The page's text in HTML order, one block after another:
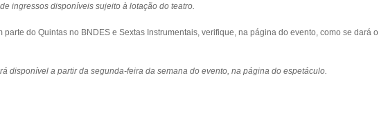
ingressos disponíveis sujeito à lotação do teatro.
parte do Quintas no BNDES e Sextas Instrumentais, verifique, na página do evento, como se dará
disponível a partir da segunda-feira da semana do evento, na página do espetáculo.